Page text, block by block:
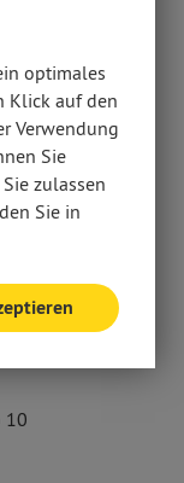
10
optimales
Klick auf den
Verwendung
Sie
zulassen
Sie in